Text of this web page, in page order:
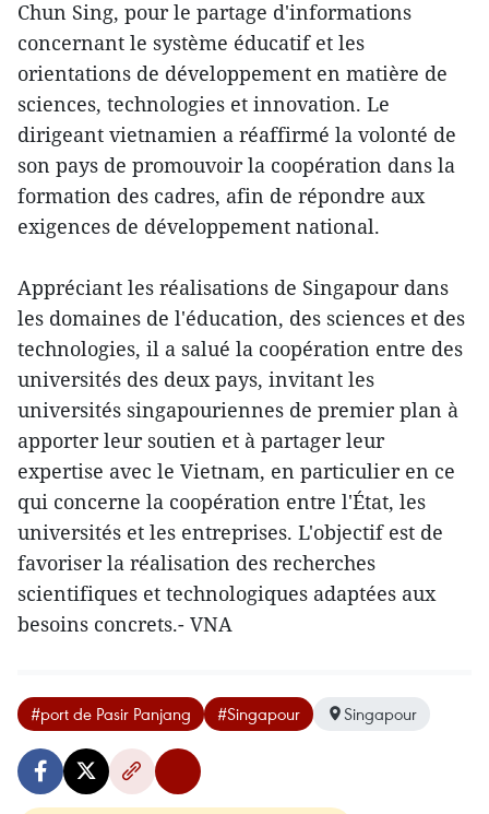
Chun Sing, pour le partage d'informations
concernant le système éducatif et les
orientations de développement en matière de
sciences, technologies et innovation. Le
dirigeant vietnamien a réaffirmé la volonté de
son pays de promouvoir la coopération dans la
formation des cadres, afin de répondre aux
exigences de développement national.
Appréciant les réalisations de Singapour dans
les domaines de l'éducation, des sciences et des
technologies, il a salué la coopération entre des
universités des deux pays, invitant les
universités singapouriennes de premier plan à
apporter leur soutien et à partager leur
expertise avec le Vietnam, en particulier en ce
qui concerne la coopération entre l'État, les
universités et les entreprises. L'objectif est de
favoriser la réalisation des recherches
scientifiques et technologiques adaptées aux
besoins concrets.- VNA
#port de Pasir Panjang #Singapour Singapour